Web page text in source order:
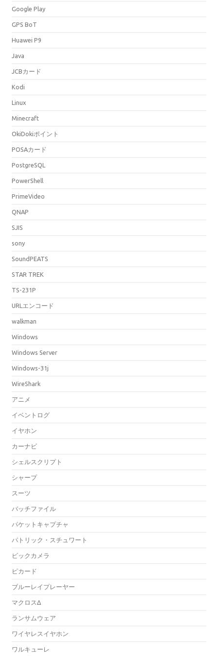
Google Play
GPS BoT
Huawei P9
Java
JCBカード
Kodi
Linux
Minecraft
OkiDokiポイント
POSAカード
PostgreSQL
PowerShell
PrimeVideo
QNAP
SJIS
sony
SoundPEATS
STAR TREK
TS-231P
URLエンコード
walkman
Windows
Windows Server
Windows-31j
WireShark
アニメ
イベントログ
イヤホン
カーナビ
シェルスクリプト
シャープ
スーツ
バッチファイル
パケットキャプチャ
パトリック・スチュワート
ビックカメラ
ピカード
ブルーレイプレーヤー
マクロスΔ
ランサムウェア
ワイヤレスイヤホン
ワルキューレ